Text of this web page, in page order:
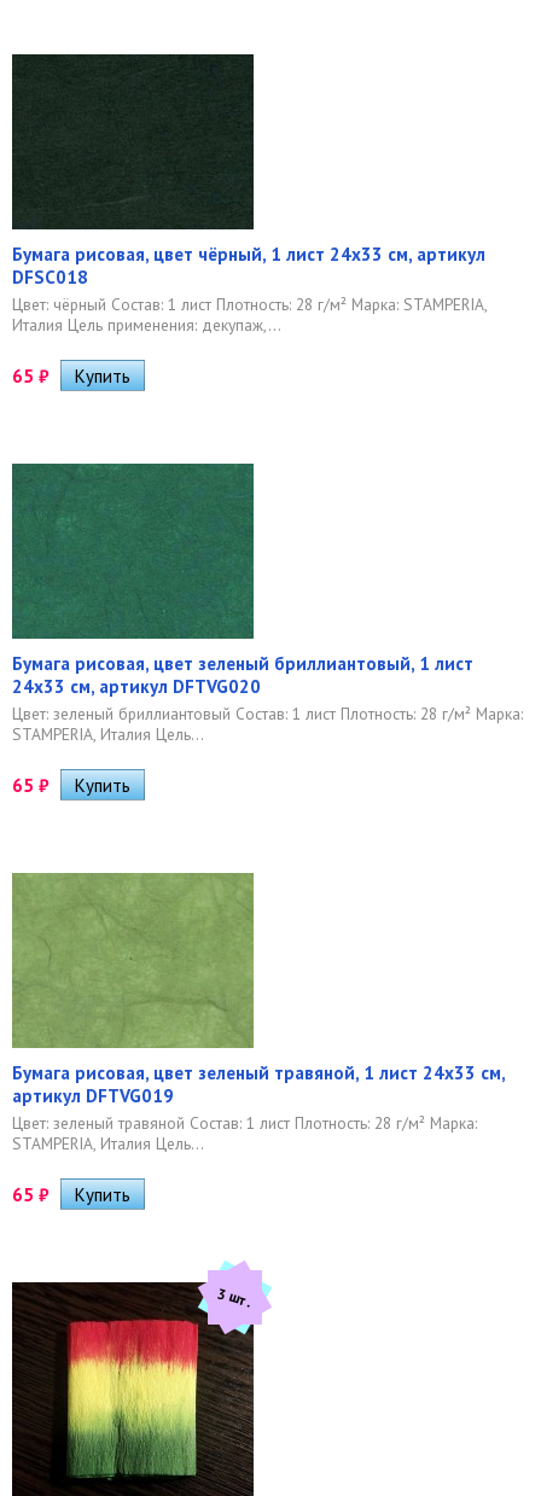
Бумага рисовая, цвет чёрный, 1 лист 24х33 см, артикул
DFSC018
Цвет: чёрный Состав: 1 лист Плотность: 28 г/м² Марка: STAMPERIA,
Италия Цель применения: декупаж,...
65 ₽
Бумага рисовая, цвет зеленый бриллиантовый, 1 лист
24х33 см, артикул DFTVG020
Цвет: зеленый бриллиантовый Состав: 1 лист Плотность: 28 г/м² Марка:
STAMPERIA, Италия Цель...
65 ₽
Бумага рисовая, цвет зеленый травяной, 1 лист 24х33 см,
артикул DFTVG019
Цвет: зеленый травяной Состав: 1 лист Плотность: 28 г/м² Марка:
STAMPERIA, Италия Цель...
65 ₽
3 шт.